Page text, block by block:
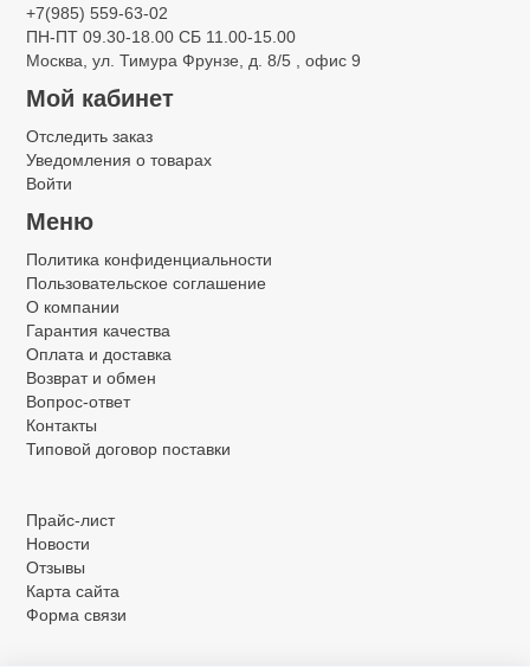
Ромбовидные боры
+7(985) 559-63-02
ПН-ПТ 09.30-18.00 СБ 11.00-15.00
Москва, ул. Тимура Фрунзе, д. 8/5 , офис 9
Мой кабинет
Отследить заказ
Уведомления о товарах
Войти
Меню
Политика конфиденциальности
Пользовательское соглашение
О компании
Гарантия качества
Оплата и доставка
Возврат и обмен
Вопрос-ответ
Контакты
Типовой договор поставки
Прайс-лист
Новости
Отзывы
Карта сайта
Форма связи